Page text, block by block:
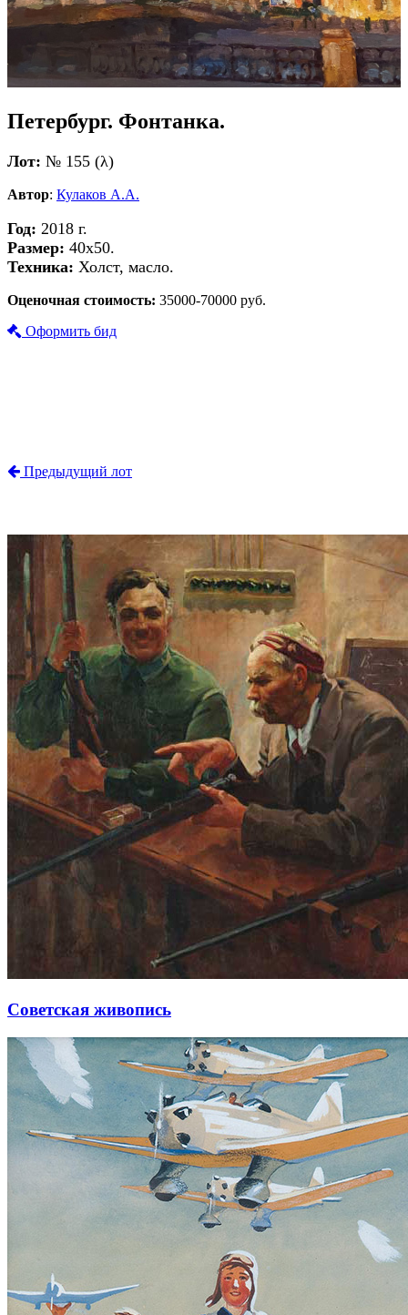
Петербург. Фонтанка.
Лот: № 155 (λ)
Автор: Кулаков А.А.
Год: 2018 г.
Размер: 40х50.
Техника: Холст, масло.
Оценочная стоимость: 35000-70000 руб.
Оформить бид
Предыдущий лот
Советская живопись